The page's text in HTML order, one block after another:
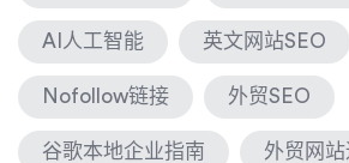
AI人工智能 英文网站SEO
Nofollow链接 外贸SEO
谷歌本地企业指南 外贸网站